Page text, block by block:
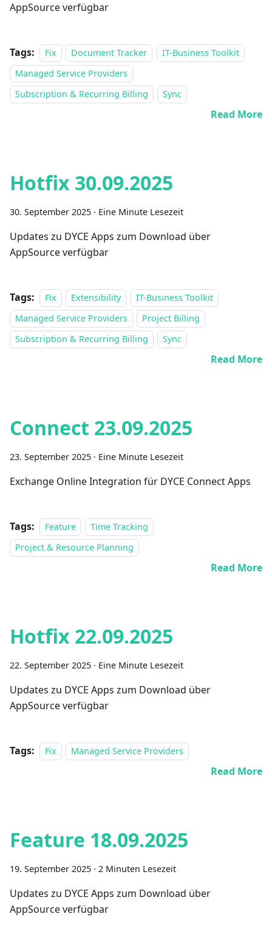
AppSource verfügbar
Tags: Fix Document Tracker
IT-Business Toolkit
Managed Service Providers
Subscription & Recurring Billing
Sync
Read More
Hotfix 30.09.2025
30. September 2025 · Eine Minute Lesezeit
Updates zu DYCE Apps zum Download über
AppSource verfügbar
Tags: Fix Extensibility
IT-Business Toolkit
Managed Service Providers
Project Billing
Subscription & Recurring Billing
Sync
Read More
Connect 23.09.2025
23. September 2025 · Eine Minute Lesezeit
Exchange Online Integration für DYCE Connect Apps
Tags: Feature
Time Tracking
Project & Resource Planning
Read More
Hotfix 22.09.2025
22. September 2025 · Eine Minute Lesezeit
Updates zu DYCE Apps zum Download über
AppSource verfügbar
Tags: Fix Managed Service Providers
Read More
Feature 18.09.2025
19. September 2025 · 2 Minuten Lesezeit
Updates zu DYCE Apps zum Download über
AppSource verfügbar